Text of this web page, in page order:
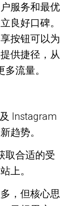
服务和最优
良好口碑。
按钮可以为
供捷径，从
流量。
Instagram
趋势。
取合适的受
上。
，但核心思